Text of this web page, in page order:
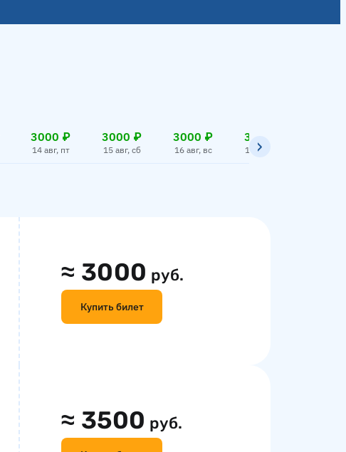
3000 ₽
14 авг, пт
3000 ₽
15 авг, сб
3000 ₽
16 авг, вс
3000 ₽
17 авг, пн
≈ 3000 руб.
Купить билет
≈ 3500 руб.